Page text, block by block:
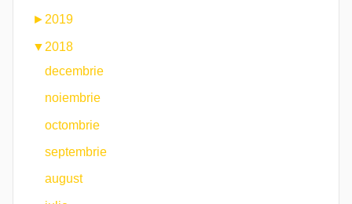
► 2019
▼ 2018
decembrie
noiembrie
octombrie
septembrie
august